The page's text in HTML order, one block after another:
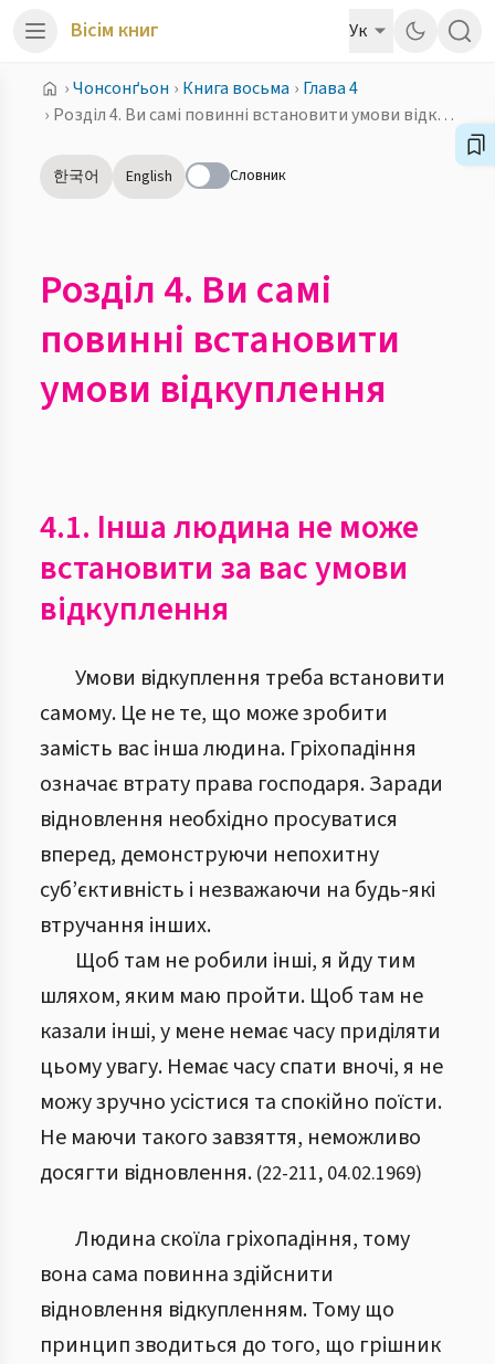
Вісім книг Ук
›Чонсонґьон › Книга восьма › Глава 4
›
Розділ 4. Ви самі повинні встановити умови відкуплення
한국어 English Словник
Розділ 4. Ви самі
повинні встановити
умови відкуплення
4.1. Інша людина не може
встановити за вас умови
відкуплення
Умови відкуплення треба встановити
самому. Це не те, що може зробити
замість вас інша людина. Гріхопадіння
означає втрату права господаря. Заради
відновлення необхідно просуватися
вперед, демонструючи непохитну
суб’єктивність і незважаючи на будь-які
втручання інших.
Щоб там не робили інші, я йду тим
шляхом, яким маю пройти. Щоб там не
казали інші, у мене немає часу приділяти
цьому увагу. Немає часу спати вночі, я не
можу зручно усістися та спокійно поїсти.
Не маючи такого завзяття, неможливо
досягти відновлення. (22-211, 04.02.1969)
Людина скоїла гріхопадіння, тому
вона сама повинна здійснити
відновлення відкупленням. Тому що
принцип зводиться до того, що грішник